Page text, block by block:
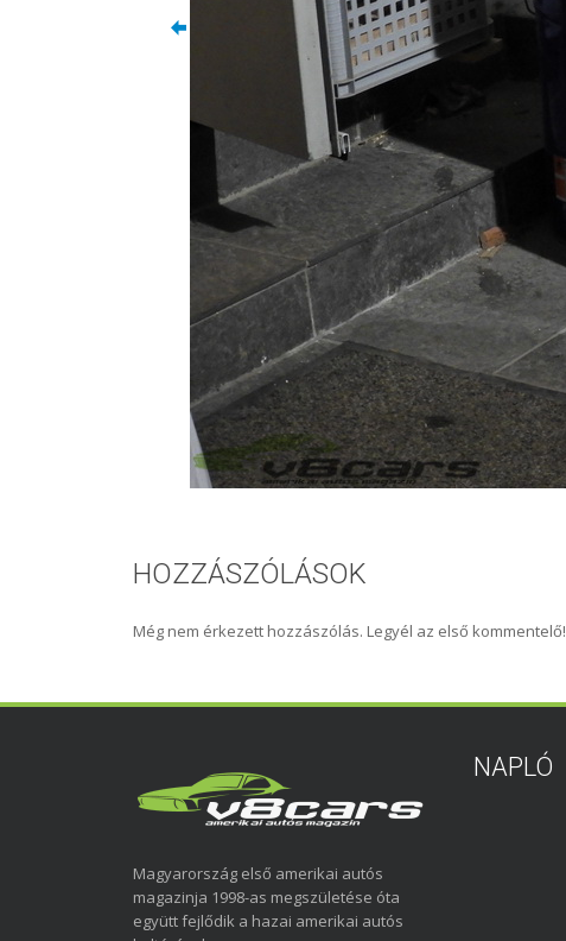
HOZZÁSZÓLÁSOK
Még nem érkezett hozzászólás. Legyél az első kommentelő!
Magyarország első amerikai autós
magazinja 1998-as megszületése óta
együtt fejlődik a hazai amerikai autós
NAPLÓ